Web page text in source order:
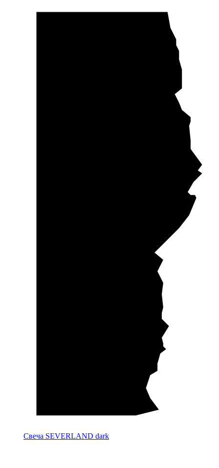
Свеча SEVERLAND dark